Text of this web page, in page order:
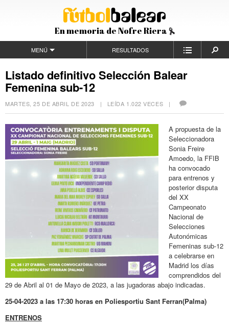
En memoria de Nofre Riera
MENÚ RESULTADOS
Listado definitivo Selección Balear
Femenina sub-12
MARTES, 25 DE ABRIL DE 2023 | LEÍDA 1.022 VECES |
A propuesta de la
Seleccionadora
Sonia Freire
Amoedo, la FFIB
ha convocado
para entrenos y
posterior disputa
del XX
Campeonato
Nacional de
Selecciones
Autonómicas
Femeninas sub-12
a celebrarse en
Madrid los días
comprendidos del
29 de Abril al 01 de Mayo de 2023, a las jugadoras abajo indicadas.
25-04-2023 a las 17:30 horas en Poliesportiu Sant Ferran(Palma)
ENTRENOS